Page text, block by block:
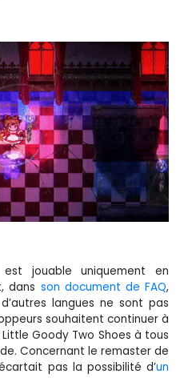
jouable uniquement en
dans son document de FAQ,
langues ne sont pas
souhaitent continuer à
Goody Two Shoes à tous
Concernant le remaster de
pas la possibilité d’un